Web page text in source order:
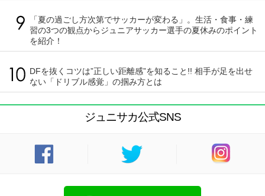
「夏の過ごし方次第でサッカーが変わる」。生活・食事・練
習の3つの観点からジュニアサッカー選手の夏休みのポイント
を紹介！
DFを抜くコツは”正しい距離感”を知ること!! 相手が足を出せ
ない「ドリブル感覚」の掴み方とは
ジュニサカ公式SNS